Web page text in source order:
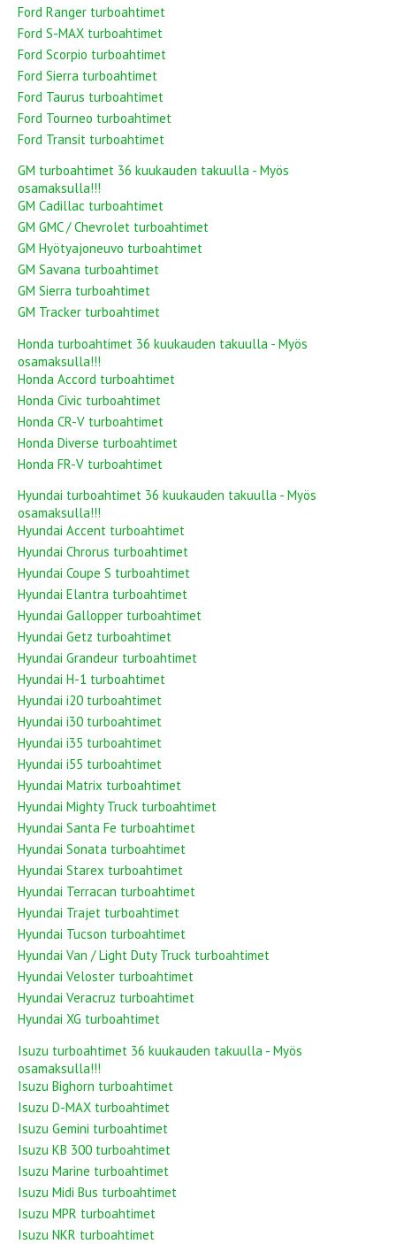
Ford Ranger turboahtimet
Ford S-MAX turboahtimet
Ford Scorpio turboahtimet
Ford Sierra turboahtimet
Ford Taurus turboahtimet
Ford Tourneo turboahtimet
Ford Transit turboahtimet
GM turboahtimet 36 kuukauden takuulla - Myös
osamaksulla!!!
GM Cadillac turboahtimet
GM GMC / Chevrolet turboahtimet
GM Hyötyajoneuvo turboahtimet
GM Savana turboahtimet
GM Sierra turboahtimet
GM Tracker turboahtimet
Honda turboahtimet 36 kuukauden takuulla - Myös
osamaksulla!!!
Honda Accord turboahtimet
Honda Civic turboahtimet
Honda CR-V turboahtimet
Honda Diverse turboahtimet
Honda FR-V turboahtimet
Hyundai turboahtimet 36 kuukauden takuulla - Myös
osamaksulla!!!
Hyundai Accent turboahtimet
Hyundai Chrorus turboahtimet
Hyundai Coupe S turboahtimet
Hyundai Elantra turboahtimet
Hyundai Gallopper turboahtimet
Hyundai Getz turboahtimet
Hyundai Grandeur turboahtimet
Hyundai H-1 turboahtimet
Hyundai i20 turboahtimet
Hyundai i30 turboahtimet
Hyundai i35 turboahtimet
Hyundai i55 turboahtimet
Hyundai Matrix turboahtimet
Hyundai Mighty Truck turboahtimet
Hyundai Santa Fe turboahtimet
Hyundai Sonata turboahtimet
Hyundai Starex turboahtimet
Hyundai Terracan turboahtimet
Hyundai Trajet turboahtimet
Hyundai Tucson turboahtimet
Hyundai Van / Light Duty Truck turboahtimet
Hyundai Veloster turboahtimet
Hyundai Veracruz turboahtimet
Hyundai XG turboahtimet
Isuzu turboahtimet 36 kuukauden takuulla - Myös
osamaksulla!!!
Isuzu Bighorn turboahtimet
Isuzu D-MAX turboahtimet
Isuzu Gemini turboahtimet
Isuzu KB 300 turboahtimet
Isuzu Marine turboahtimet
Isuzu Midi Bus turboahtimet
Isuzu MPR turboahtimet
Isuzu NKR turboahtimet